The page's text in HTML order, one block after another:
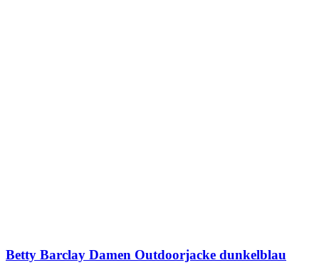
Betty Barclay Damen Outdoorjacke dunkelblau